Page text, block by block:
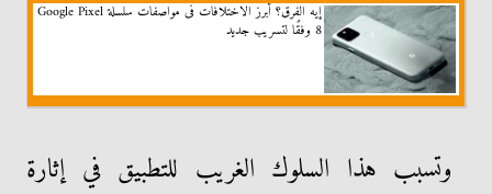
إيه الفرق؟ أبرز الاختلافات فى مواصفات سلسلة Google Pixel
8 وفقًا لتسريب جديد
وتسبب هذا السلوك الغريب للتطبيق في إثارة